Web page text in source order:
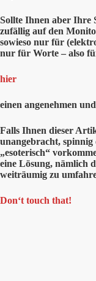
Sollte Ihnen aber Ihre
zufällig auf den
sowieso nur für
nur für Worte – also
hier
einen angenehmen
Falls Ihnen dieser
unangebracht, spinnig
„esoterisch“
eine Lösung, nämlich
weiträumig zu
Don‘t touch that!